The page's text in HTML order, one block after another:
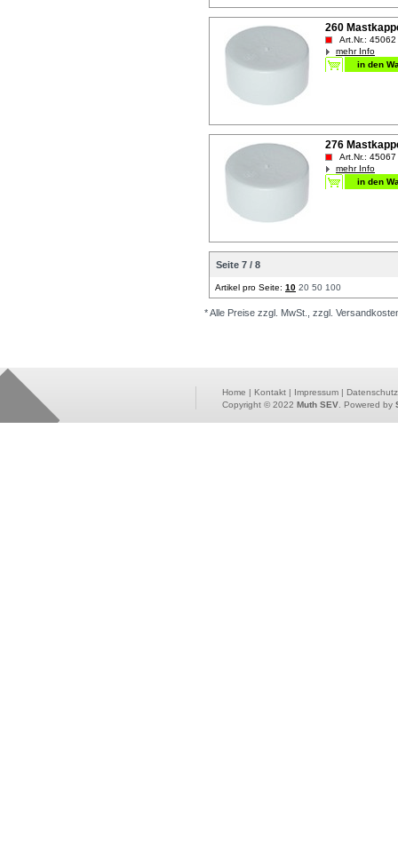
260
Art.Nr.: 45062
mehr Info
276
Art.Nr.: 45067
mehr Info
Seite 7 / 8
Artikel pro Seite: 10 20 50 100
* Alle Preise zzgl. MwSt., zzgl.
Home | Kontakt | Impressum |
Copyright © 2022 Muth SEV . Powered by